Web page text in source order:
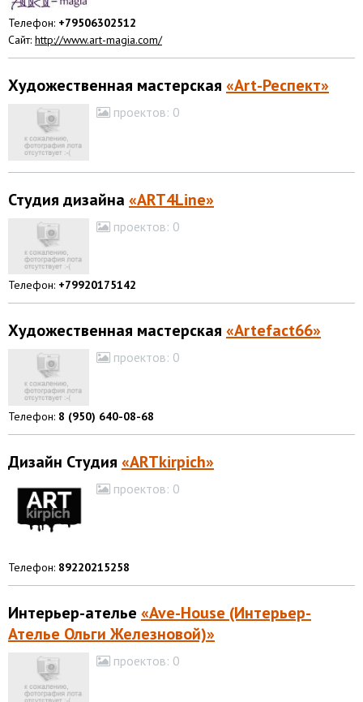
Телефон: +79506302512
Сайт: http://www.art-magia.com/
Художественная мастерская «Art-Респект»
проектов: 0
Студия дизайна «ART4Line»
проектов: 0
Телефон: +79920175142
Художественная мастерская «Artefact66»
проектов: 0
Телефон: 8 (950) 640-08-68
Дизайн Студия «ARTkirpich»
проектов: 0
Телефон: 89220215258
Интерьер-ателье «Ave-House (Интерьер-
Ателье Ольги Железновой)»
проектов: 0